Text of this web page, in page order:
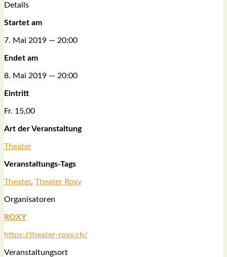
Details
Star­tet am
7. Mai 2019 — 20:00
Endet am
8. Mai 2019 — 20:00
Ein­tritt
Fr. 15,00
Art der Ver­an­stal­tung
Thea­ter
Ver­an­stal­tungs-Tags
Thea­ter, Thea­ter Roxy
Orga­ni­sa­to­ren
ROXY
https://theater-roxy.ch/
Ver­an­stal­tungs­ort